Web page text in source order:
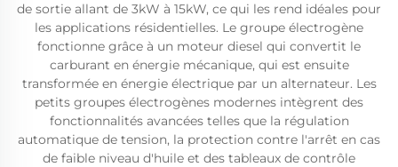
de sortie allant de 3kW à 15kW, ce qui les rend idéales pour
les applications résidentielles. Le groupe électrogène
fonctionne grâce à un moteur diesel qui convertit le
carburant en énergie mécanique, qui est ensuite
transformée en énergie électrique par un alternateur. Les
petits groupes électrogènes modernes intègrent des
fonctionnalités avancées telles que la régulation
automatique de tension, la protection contre l'arrêt en cas
de faible niveau d'huile et des tableaux de contrôle